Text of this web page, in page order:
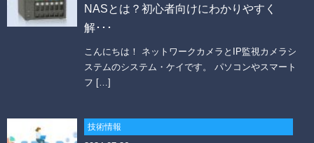
NASとは？初心者向けにわかりやすく
解･･･
こんにちは！ ネットワークカメラとIP監視カメラシ
ステムのシステム・ケイです。 パソコンやスマート
フ […]
技術情報